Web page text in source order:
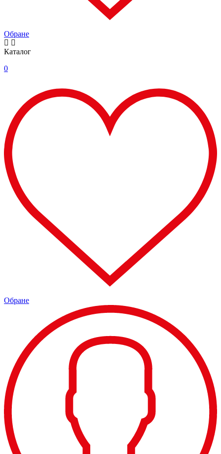
Обране
Каталог
0
Обране